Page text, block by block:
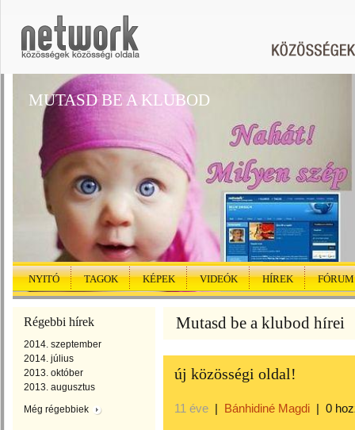
MUTASD BE A KLUBOD
NYITÓ TAGOK KÉPEK VIDEÓK HÍREK FÓRUM
Régebbi hírek
2014. szeptember
2014. július
2013. október
2013. augusztus
Még régebbiek
Mutasd be a klubod hírei
új közösségi oldal!
11 éve | Bánhidiné Magdi | 0